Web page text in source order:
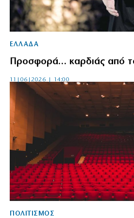
ΕΛΛΑΔΑ
Προσφορά… καρδιάς από
11|06|2026 | 14:00
ΠΟΛΙΤΙΣΜΟΣ